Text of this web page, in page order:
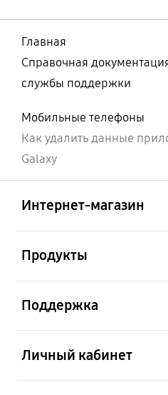
Главная
Справочная
службы поддержки
Мобильные телефоны
Как удалить данные
Galaxy
Интернет-магазин
Продукты
Поддержка
Личный кабинет